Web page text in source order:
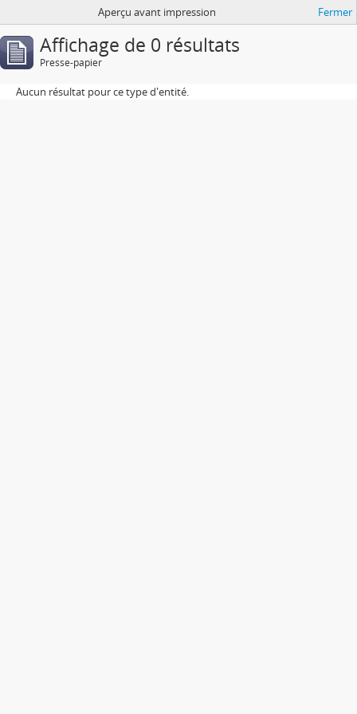
Aperçu avant impression Fermer
Affichage de 0 résultats
Presse-papier
Aucun résultat pour ce type d'entité.